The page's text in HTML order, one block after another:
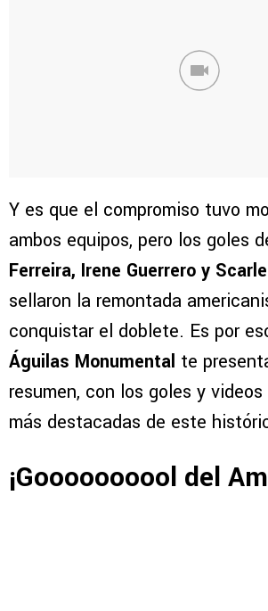
Y es que el compromiso tuvo
ambos equipos, pero los goles
Ferreira, Irene Guerrero y
sellaron la remontada
conquistar el doblete. Es por
Águilas Monumental te
resumen, con los goles y
más destacadas de este
¡Goooooooool del